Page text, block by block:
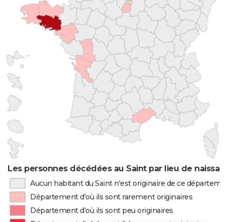
Les personnes décédées au Saint par lieu de
Aucun habitant du Saint n'est originaire de ce
Département d'où ils sont rarement originaires
Département d'où ils sont peu originaires